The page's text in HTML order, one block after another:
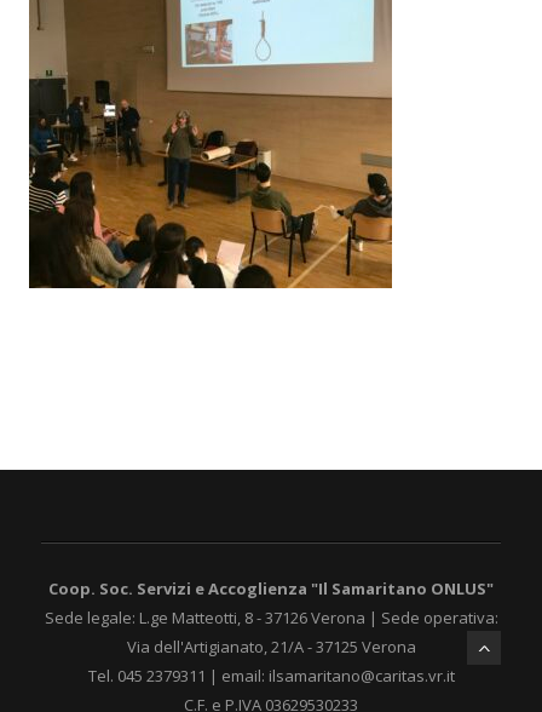
Coop. Soc. Servizi e Accoglienza "Il Samaritano ONLUS"
Sede legale: L.ge Matteotti, 8 - 37126 Verona | Sede operativa:
Via dell'Artigianato, 21/A - 37125 Verona
Tel. 045 2379311 | email: ilsamaritano@caritas.vr.it
C.F. e P.IVA 03629530233